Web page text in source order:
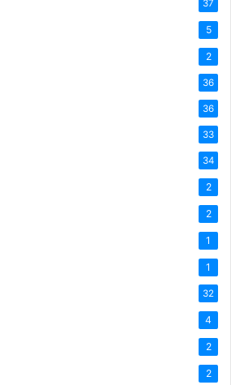
37
5
2
36
36
33
34
2
2
1
1
32
4
2
2